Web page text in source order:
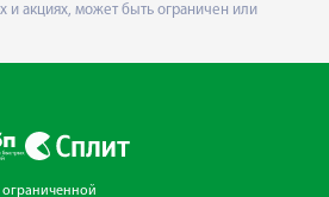
и акциях, может быть ограничен или
ограниченной